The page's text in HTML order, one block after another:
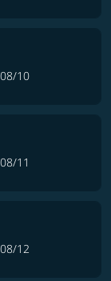
10
11
12